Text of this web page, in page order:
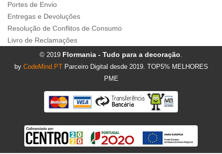
Portes de Envio
Entregas e Devoluções
Resolução de Conflitos de Consumo
Livro de Reclamações
© 2019 Flormania - Tudo para a decoração.
by CodeMind.PT Parceiro Digital desde 2019. TOP5% MELHORES
PME